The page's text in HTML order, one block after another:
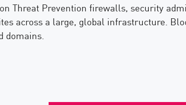
Threat Prevention firewalls, security
across a large, global infrastructure.
domains.